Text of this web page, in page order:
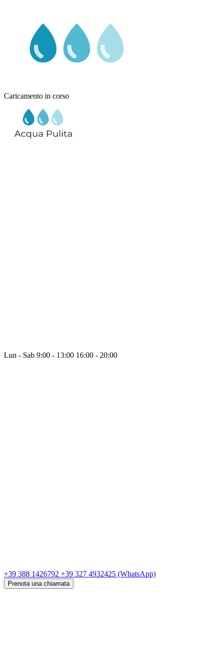
Caricamento in corso
Lun - Sab 9:00 - 13:00 16:00 - 20:00
+39 388 1426792 +39 327 4932425 (WhatsApp)
Prenota una chiamata